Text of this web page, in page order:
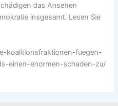
das Ansehen
insgesamt. Lesen Sie
koalitionsfraktionen-fuegen-
einen-enormen-schaden-zu/